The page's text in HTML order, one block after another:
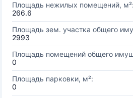
Площадь нежилых помещений, м²:
266.6
Площадь зем. участка общего
2993
Площадь помещений общего
0
Площадь парковки, м²:
0